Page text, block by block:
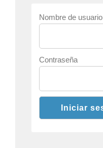
Nombre de usuario
Contraseña